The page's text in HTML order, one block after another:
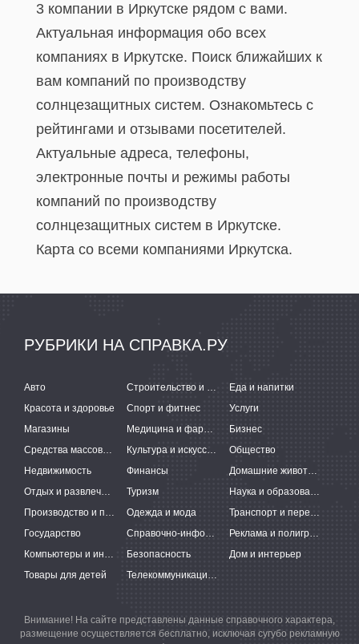
3 компании в Иркутске рядом с вами.
Актуальная информация обо всех
компаниях в Иркутске. Поиск ближайших к
вам компаний по производству
солнцезащитных систем. Ознакомьтесь с
рейтингами и отзывами посетителей.
Актуальные адреса, телефоны,
электронные почты и режимы работы
компаний по производству
солнцезащитных систем в Иркутске.
Карта со всеми компаниями Иркутска.
РУБРИКИ НА СПРАВКА.РУ
Авто Строительство и ремонт
Еда и напитки
Красота и здоровье
Спорт и фитнес
Услуги
Магазины
Медицина и фармацевтика
Бизнес
Средства массовой информации
Культура и искусство
Общество
Недвижимость
Финансы
Домашние животные
Отдых и развлечения
Туризм
Наука и образование
Производство и поставки
Одежда и мода
Транспорт и перевозки
Государство
Справочно-информационные системы
Реклама и полиграфия
Компьютеры и интернет
Безопасность
Дом и интерьер
Товары для детей
Телекоммуникации и связь
Внимание! На сайте представлены данные справочного характера,
размещение осуществляется бесплатно, исключая сугубо рекламную